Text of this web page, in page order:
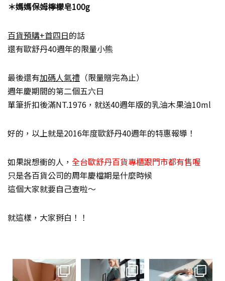
＊媽媽保姆檸檬皂100g
百貨預購+首四日的話
還有歐舒丹40週年的限量小熊
最後還有加碼人氣禮 （限量贈完為止）
週年慶期間的第二個五六日
單筆折扣後滿NT.1976，就送40週年版的乳油木果油10ml
好的，以上就是2016年度歐舒丹40週年的特惠報導！
如果說想衝的人， 全台歐舒丹百貨專櫃跟門市都有售喔
只是各百貨公司的周年慶檔期是什麼時候
這個大家就要自己查啦～
就這樣，大家掰白！！